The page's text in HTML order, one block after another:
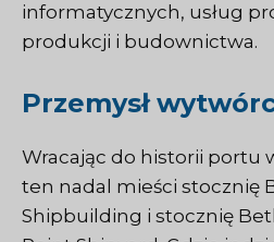
informatycznych, usług
produkcji i budownictwa.
Przemysł
Wracając do historii portu
ten nadal mieści stocznię
Shipbuilding i stocznię